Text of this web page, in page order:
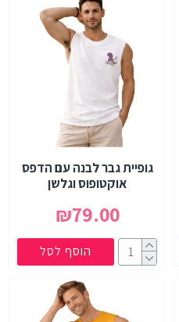
גופיית גבר לבנה עם הדפס
אוקטופוס וגלשן
₪79.00
הוסף לסל